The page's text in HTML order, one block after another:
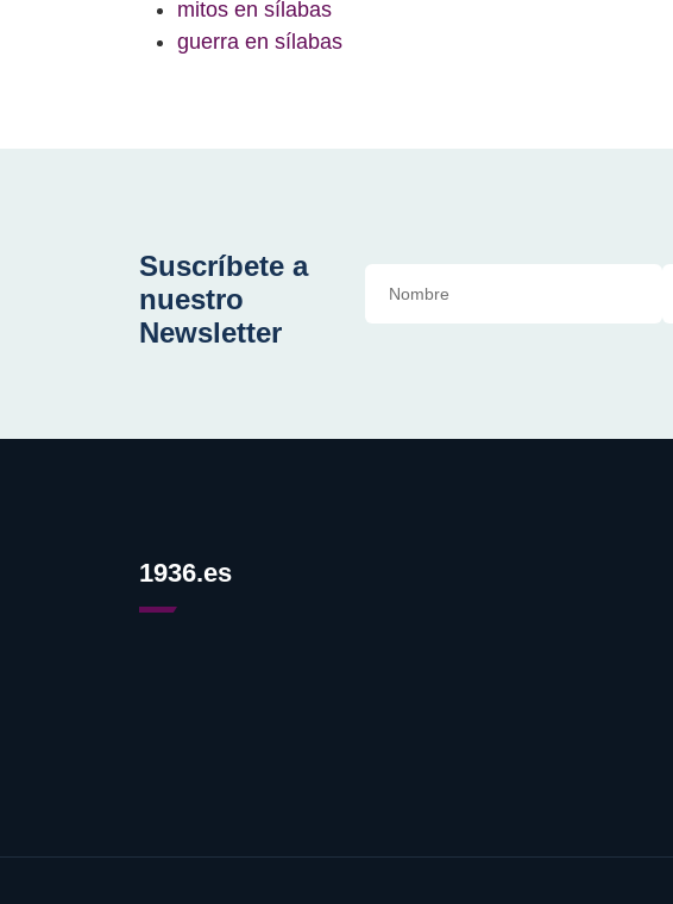
mitos en sílabas
guerra en sílabas
Suscríbete a
nuestro
Newsletter
1936.es